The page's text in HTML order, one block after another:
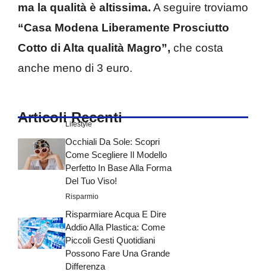
ma la qualità è altissima. A seguire troviamo
“Casa Modena Liberamente Prosciutto
Cotto di Alta qualità Magro”, che costa
anche meno di 3 euro.
Articoli Recenti
Lifestyle
Occhiali Da Sole: Scopri
Come Scegliere Il Modello
Perfetto In Base Alla Forma
Del Tuo Viso!
Risparmio
Risparmiare Acqua E Dire
Addio Alla Plastica: Come
Piccoli Gesti Quotidiani
Possono Fare Una Grande
Differenza